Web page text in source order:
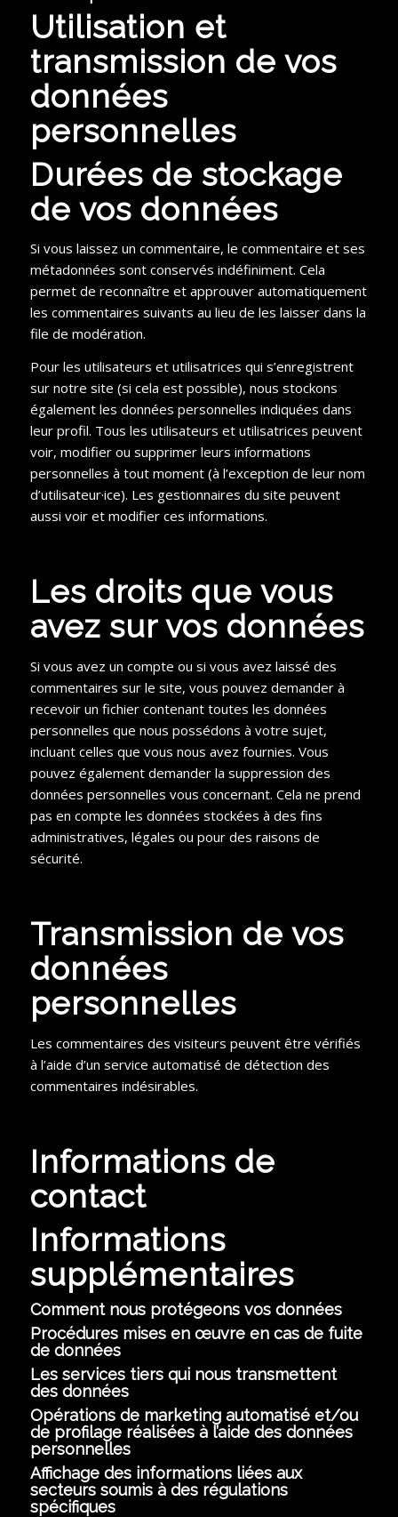
Utilisation et
transmission de vos
données
personnelles
Durées de stockage
de vos données
Si vous laissez un commentaire, le commentaire et ses
métadonnées sont conservés indéfiniment. Cela
permet de reconnaître et approuver automatiquement
les commentaires suivants au lieu de les laisser dans la
file de modération.
Pour les utilisateurs et utilisatrices qui s’enregistrent
sur notre site (si cela est possible), nous stockons
également les données personnelles indiquées dans
leur profil. Tous les utilisateurs et utilisatrices peuvent
voir, modifier ou supprimer leurs informations
personnelles à tout moment (à l’exception de leur nom
d’utilisateur·ice). Les gestionnaires du site peuvent
aussi voir et modifier ces informations.
Les droits que vous
avez sur vos données
Si vous avez un compte ou si vous avez laissé des
commentaires sur le site, vous pouvez demander à
recevoir un fichier contenant toutes les données
personnelles que nous possédons à votre sujet,
incluant celles que vous nous avez fournies. Vous
pouvez également demander la suppression des
données personnelles vous concernant. Cela ne prend
pas en compte les données stockées à des fins
administratives, légales ou pour des raisons de
sécurité.
Transmission de vos
données
personnelles
Les commentaires des visiteurs peuvent être vérifiés
à l’aide d’un service automatisé de détection des
commentaires indésirables.
Informations de
contact
Informations
supplémentaires
Comment nous protégeons vos données
Procédures mises en œuvre en cas de fuite
de données
Les services tiers qui nous transmettent
des données
Opérations de marketing automatisé et/ou
de profilage réalisées à l’aide des données
personnelles
Affichage des informations liées aux
secteurs soumis à des régulations
spécifiques